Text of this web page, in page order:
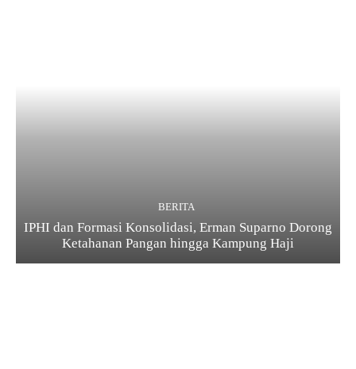
BERITA
IPHI dan Formasi Konsolidasi, Erman Suparno Dorong
Ketahanan Pangan hingga Kampung Haji